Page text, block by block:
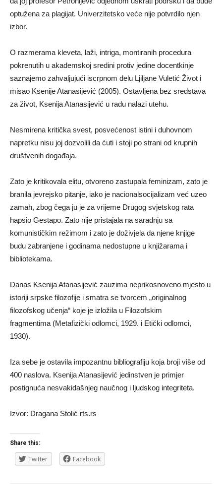
optužena za plagijat. Univerzitetsko veće nije potvrdilo njen
izbor.
O razmerama kleveta, laži, intriga, montiranih procedura
pokrenutih u akademskoj sredini protiv jedine docentkinje
saznajemo zahvaljujući iscrpnom delu Ljiljane Vuletić Život i
misao Ksenije Atanasijević (2005). Ostavljena bez sredstava
za život, Ksenija Atanasijević u radu nalazi utehu.
Nesmirena kritička svest, posvećenost istini i duhovnom
napretku nisu joj dozvolili da ćuti i stoji po strani od krupnih
društvenih događaja.
Zato je kritikovala elitu, otvoreno zastupala feminizam, zato je
branila jevrejsko pitanje, iako je nacionalsocijalizam već uzeo
zamah, zbog čega ju je za vrijeme Drugog svjetskog rata
hapsio Gestapo. Zato nije pristajala na saradnju sa
komunističkim režimom i zato je doživjela da njene knjige
budu zabranjene i godinama nedostupne u knjižarama i
bibliotekama.
Danas Ksenija Atanasijević zauzima neprikosnoveno mjesto u
istoriji srpske filozofije i smatra se tvorcem „originalnog
filozofskog učenja“ koje je izložila u Filozofskim
fragmentima (Metafizički odlomci, 1929. i Etički odlomci,
1930).
Iza sebe je ostavila impozantnu bibliografiju koja broji više od
400 naslova. Ksenija Atanasijević jedinstven je primjer
postignuća nesvakidašnjeg naučnog i ljudskog integriteta.
Izvor: Dragana Stolić rts.rs
Share this:
Twitter Facebook